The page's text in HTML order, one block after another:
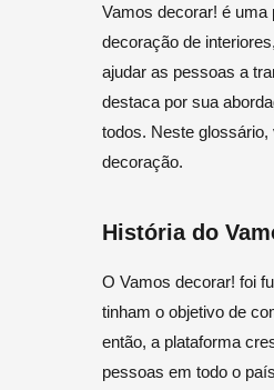
Vamos decorar! é uma
decoração de
ajudar as pessoas a
destaca por sua
todos. Neste
decoração.
História do
O Vamos decorar! foi
tinham o objetivo de
então, a plataforma
pessoas em todo o